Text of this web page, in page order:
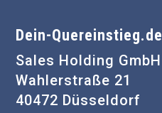
Dein-Quereinstieg.de
Sales Holding GmbH
Wahlerstraße 21
40472 Düsseldorf